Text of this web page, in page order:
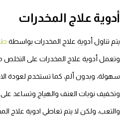
أدوية علاج المخدرات
يتم تناول أدوية علاج المخدرات بواسطة
وتعمل أدوية علاج المخدرات على التخلص
سهولة، وبدون ألم، كما تستخدم لعودة
وتخفيف نوبات العنف والهياج وتساعد على
والتعب، ولكن لا يتم تعاطي ادوية علاج